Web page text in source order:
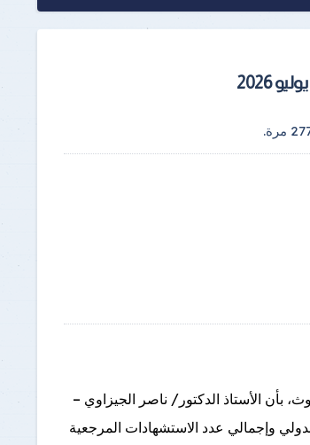
2026
مرة.
بأن الأستاذ الدكتور/ ناصر الجيزاوي –
2026، للحصول على حوافز النشر الدولي وإجمالي عدد الاستشهادات المرجعية